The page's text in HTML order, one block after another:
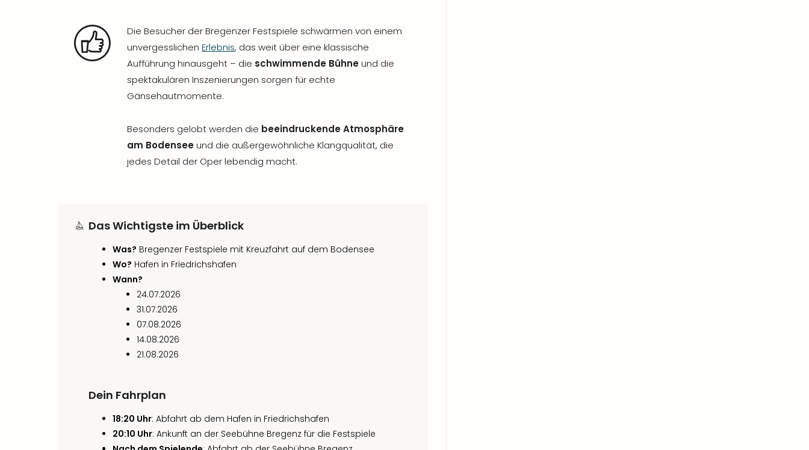
Die Besucher der Bregenzer Festspiele schwärmen von einem
unvergesslichen Erlebnis, das weit über eine klassische
Aufführung hinausgeht – die schwimmende Bühneund die
spektakulären Inszenierungen sorgen für echte
Gänsehautmomente.
Besonders gelobt werden die beeindruckende Atmosphäre
am Bodenseeund die außergewöhnliche Klangqualität, die
jedes Detail der Oper lebendig macht.
Das Wichtigste im Überblick
Was? Bregenzer Festspiele mit Kreuzfahrt auf dem Bodensee
Wo? Hafen in Friedrichshafen
Wann?
24.07.2026
31.07.2026
07.08.2026
14.08.2026
21.08.2026
Dein Fahrplan
18:20 Uhr: Abfahrt ab dem Hafen in Friedrichshafen
20:10 Uhr: Ankunft an der Seebühne Bregenz für die Festspiele